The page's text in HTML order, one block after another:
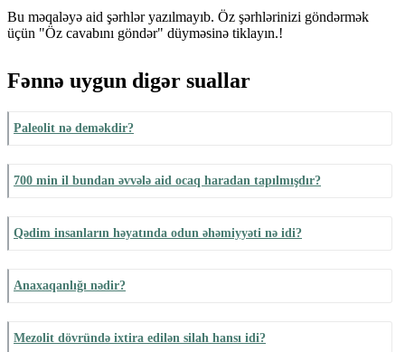
Bu məqaləyə aid şərhlər yazılmayıb. Öz şərhlərinizi göndərmək
üçün "Öz cavabını göndər" düyməsinə tiklayın.!
Fənnə uygun digər suallar
Paleolit nə deməkdir?
700 min il bundan əvvələ aid ocaq haradan tapılmışdır?
Qədim insanların həyatında odun əhəmiyyəti nə idi?
Anaxaqanlığı nədir?
Mezolit dövründə ixtira edilən silah hansı idi?